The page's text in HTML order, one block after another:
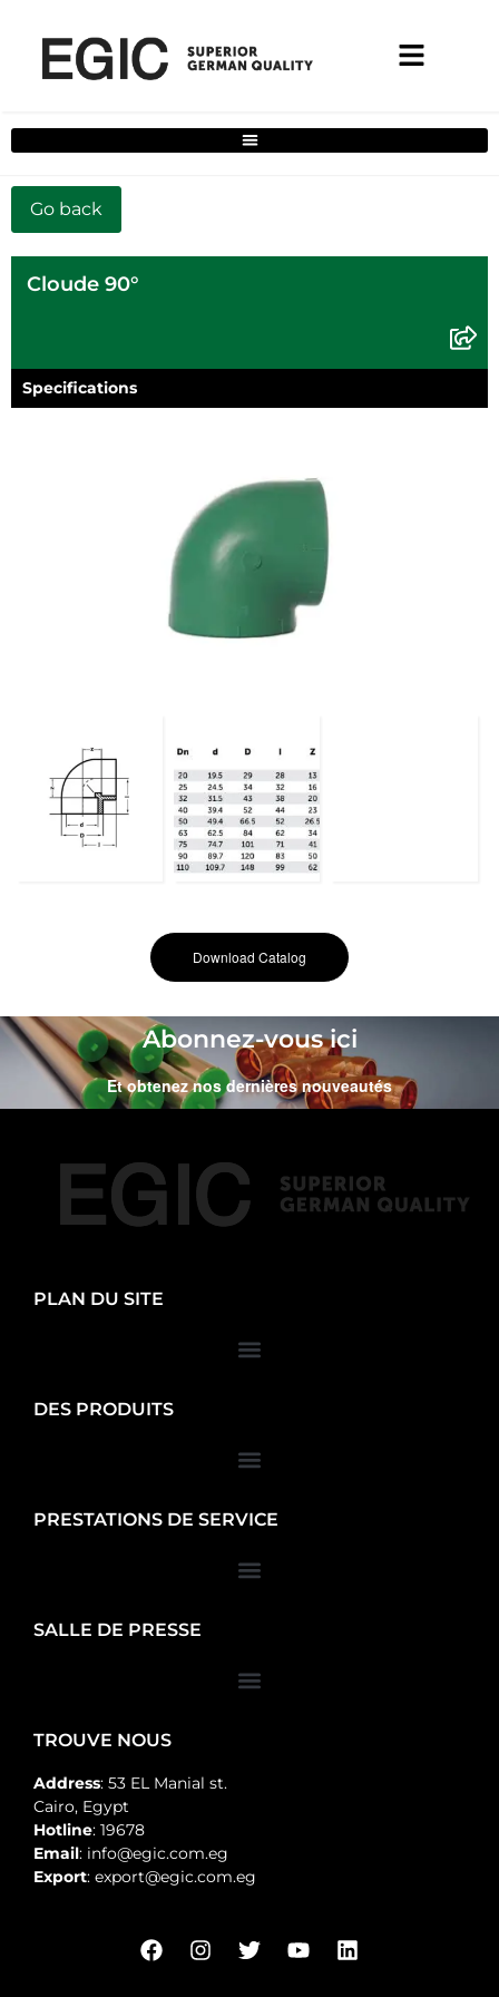
Filtre de solutions complètes pour la maison
Cloude 90°
Specifications
Download Catalog
Abonnez-vous ici
Et obtenez nos dernières nouveautés
PLAN DU SITE
DES PRODUITS
PRESTATIONS DE SERVICE
SALLE DE PRESSE
TROUVE NOUS
Address: 53 EL Manial st.
Cairo, Egypt
Hotline: 19678
Email: info@egic.com.eg
Export: export@egic.com.eg